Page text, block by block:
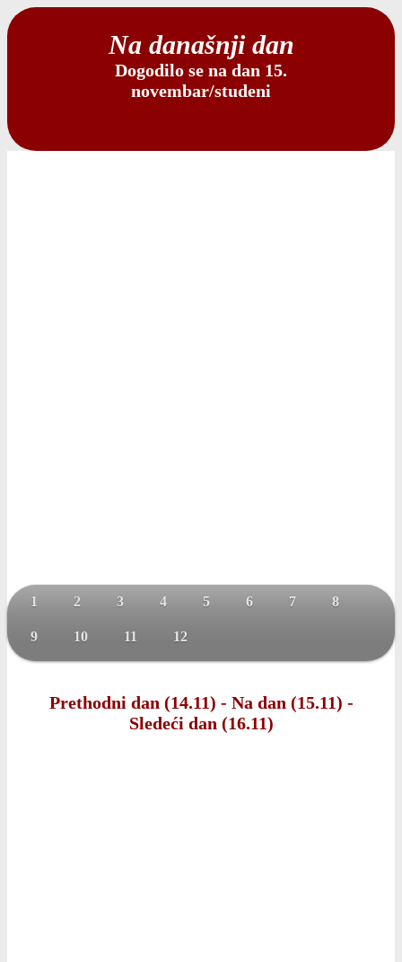
Na današnji dan
Dogodilo se na dan 15.
novembar/studeni
1 2 3 4 5 6 7 8
9 10 11 12
Prethodni dan (14.11) - Na dan (15.11) -
Sledeći dan (16.11)